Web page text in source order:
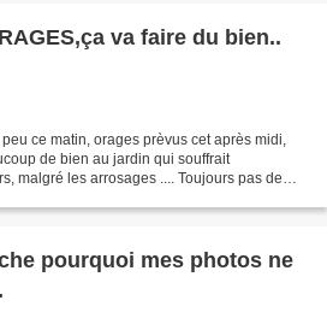
va faire du bien..
ce matin, orages prèvus cet après midi,
de bien au jardin qui souffrait
malgré les arrosages .... Toujours pas de
pourquoi mes photos ne